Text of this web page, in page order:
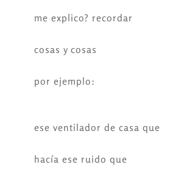
me explico? recordar
cosas y cosas
por ejemplo:
ese ventilador de casa que
hacía ese ruido que